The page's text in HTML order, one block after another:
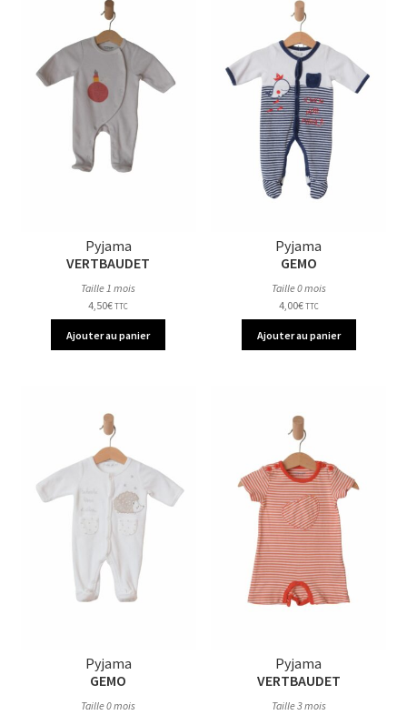
Pyjama
VERTBAUDET
Taille 1 mois
4,50€ TTC
Ajouter au panier
Pyjama
GEMO
Taille 0 mois
4,00€ TTC
Ajouter au panier
Pyjama
GEMO
Taille 0 mois
Pyjama
VERTBAUDET
Taille 3 mois